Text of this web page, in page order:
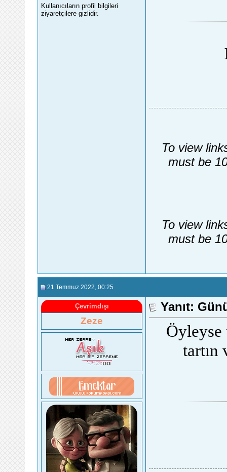
Kullanıcıların profil bilgileri
ziyaretçilere gizlidir.
To view
must be
To view
must be
21 Temmuz 2022 , 00:25
Çevrimdışı
Zeze
Yanıt:
Öyleyse
tartın